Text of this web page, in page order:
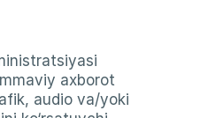
axborot
audio va/yoki